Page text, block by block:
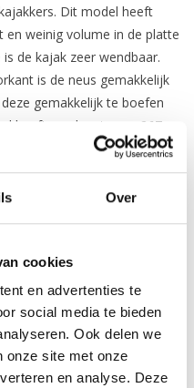
Over
cookies
en advertenties te
social media te bieden
Ook delen we
onze site met onze
en analyse. Deze
Dit model heeft
weinig volume in de platte
de kajak zeer wendbaar.
is de neus gemakkelijk
gemakkelijk te boefen
heeft een lengte van 267
kajak voor een river-
onderkant, hoekige
de achterkant surft dit model
kunnen worden.
simpelere outfitting in
stoel is niet in hoogte
minicel foam pilaar. Wordt
met ratels en hippads.